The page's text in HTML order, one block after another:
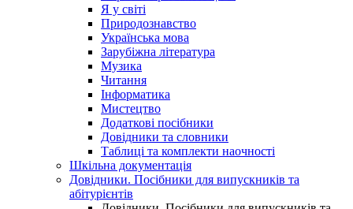
Я у світі
Природознавство
Українська мова
Зарубіжна література
Музика
Читання
Інформатика
Мистецтво
Додаткові посібники
Довідники та словники
Таблиці та комплекти наочності
Шкільна документація
Довідники. Посібники для випускників та
абітурієнтів